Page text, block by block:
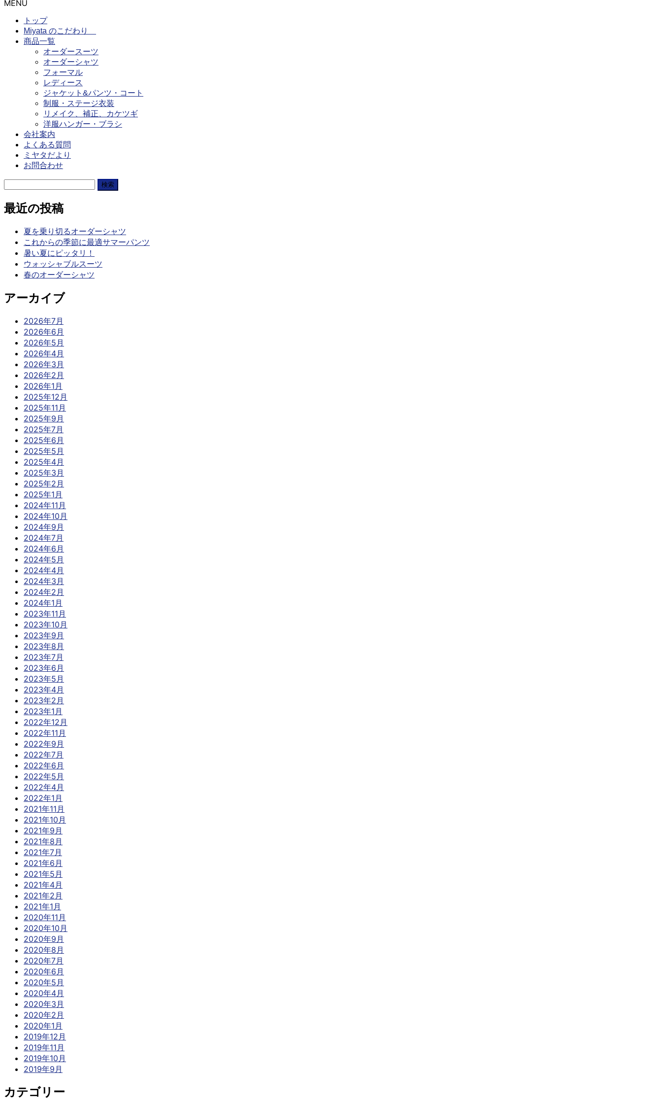
MENU
トップ
Miyata のこだわり
商品一覧
オーダースーツ
オーダーシャツ
フォーマル
レディース
ジャケット&パンツ・コート
制服・ステージ衣装
リメイク、補正、カケツギ
洋服ハンガー・ブラシ
会社案内
よくある質問
ミヤタだより
お問合わせ
検
最近の投稿
夏を乗り切るオーダーシャツ
これからの季節に最適サマーパンツ
暑い夏にピッタリ！
ウォッシャブルスーツ
春のオーダーシャツ
アーカイブ
2026年7月
2026年6月
2026年5月
2026年4月
2026年3月
2026年2月
2026年1月
2025年12月
2025年11月
2025年9月
2025年7月
2025年6月
2025年5月
2025年4月
2025年3月
2025年2月
2025年1月
2024年11月
2024年10月
2024年9月
2024年7月
2024年6月
2024年5月
2024年4月
2024年3月
2024年2月
2024年1月
2023年11月
2023年10月
2023年9月
2023年8月
2023年7月
2023年6月
2023年5月
2023年4月
2023年2月
2023年1月
2022年12月
2022年11月
2022年9月
2022年7月
2022年6月
2022年5月
2022年4月
2022年1月
2021年11月
2021年10月
2021年9月
2021年8月
2021年7月
2021年6月
2021年5月
2021年4月
2021年2月
2021年1月
2020年11月
2020年10月
2020年9月
2020年8月
2020年7月
2020年6月
2020年5月
2020年4月
2020年3月
2020年2月
2020年1月
2019年12月
2019年11月
2019年10月
2019年9月
カテゴリー